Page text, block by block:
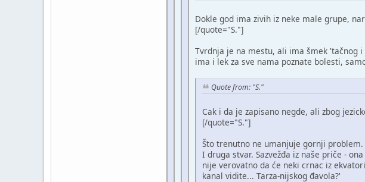
Dokle god ima zivih iz neke male grupe,
[/quote="S."]
Tvrdnja je na mestu, ali ima šmek 'tačnog
ima i lek za sve nama poznate bolesti,
Quote from: "S."
Cak i da je zapisano negde, ali zbog
[/quote="S."]
Što trenutno ne umanjuje gornji problem.
I druga stvar. Sazvežđa iz naše priče -
nije verovatno da će neki crnac iz
kanal vidite... Tarza-nijskog đavola?'